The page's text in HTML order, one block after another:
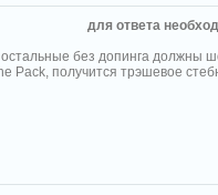
для ответа
без допинга должны
Pack, получится трэшевое